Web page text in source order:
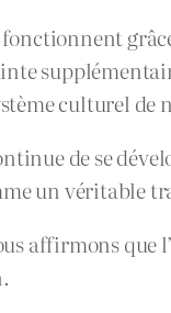
culturel de
de se
un véritable
que